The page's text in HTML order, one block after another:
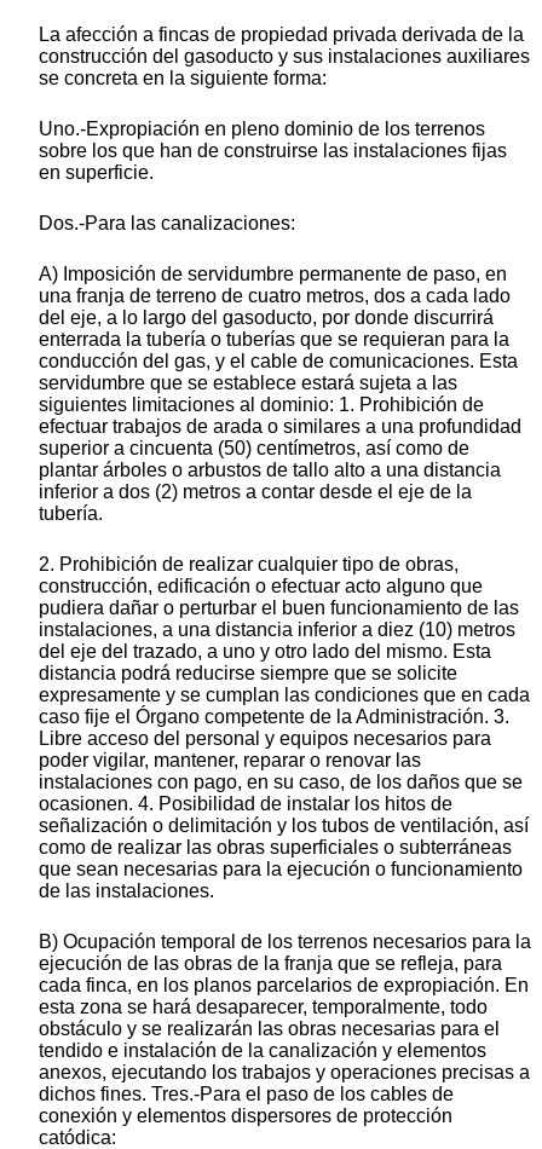
La afección a fincas de propiedad privada derivada de la
construcción del gasoducto y sus instalaciones auxiliares
se concreta en la siguiente forma:
Uno.-Expropiación en pleno dominio de los terrenos
sobre los que han de construirse las instalaciones fijas
en superficie.
Dos.-Para las canalizaciones:
A) Imposición de servidumbre permanente de paso, en
una franja de terreno de cuatro metros, dos a cada lado
del eje, a lo largo del gasoducto, por donde discurrirá
enterrada la tubería o tuberías que se requieran para la
conducción del gas, y el cable de comunicaciones. Esta
servidumbre que se establece estará sujeta a las
siguientes limitaciones al dominio: 1. Prohibición de
efectuar trabajos de arada o similares a una profundidad
superior a cincuenta (50) centímetros, así como de
plantar árboles o arbustos de tallo alto a una distancia
inferior a dos (2) metros a contar desde el eje de la
tubería.
2. Prohibición de realizar cualquier tipo de obras,
construcción, edificación o efectuar acto alguno que
pudiera dañar o perturbar el buen funcionamiento de las
instalaciones, a una distancia inferior a diez (10) metros
del eje del trazado, a uno y otro lado del mismo. Esta
distancia podrá reducirse siempre que se solicite
expresamente y se cumplan las condiciones que en cada
caso fije el Órgano competente de la Administración. 3.
Libre acceso del personal y equipos necesarios para
poder vigilar, mantener, reparar o renovar las
instalaciones con pago, en su caso, de los daños que se
ocasionen. 4. Posibilidad de instalar los hitos de
señalización o delimitación y los tubos de ventilación, así
como de realizar las obras superficiales o subterráneas
que sean necesarias para la ejecución o funcionamiento
de las instalaciones.
B) Ocupación temporal de los terrenos necesarios para la
ejecución de las obras de la franja que se refleja, para
cada finca, en los planos parcelarios de expropiación. En
esta zona se hará desaparecer, temporalmente, todo
obstáculo y se realizarán las obras necesarias para el
tendido e instalación de la canalización y elementos
anexos, ejecutando los trabajos y operaciones precisas a
dichos fines. Tres.-Para el paso de los cables de
conexión y elementos dispersores de protección
catódica: